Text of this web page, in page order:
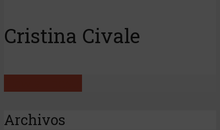
Cristina Civale
Archivos